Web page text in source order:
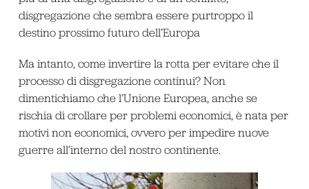
disgregazione che sembra essere purtroppo il
destino prossimo futuro dell’Europa
Ma intanto, come invertire la rotta per evitare che il
processo di disgregazione continui? Non
dimentichiamo che l’Unione Europea, anche se
rischia di crollare per problemi economici, è nata per
motivi non economici, ovvero per impedire nuove
guerre all’interno del nostro continente.